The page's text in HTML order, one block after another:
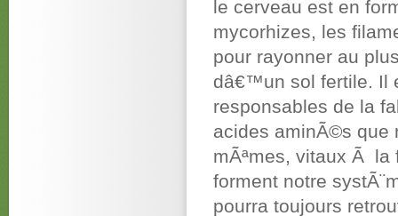
le cerveau est en
mycorhizes, les
pour rayonner au
dâ€™un sol fertile. Il
responsables de la
acides aminÃ©s que
mÃªmes, vitaux Ã la
forment notre
pourra toujours